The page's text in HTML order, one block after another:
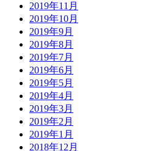
2019年11月
2019年10月
2019年9月
2019年8月
2019年7月
2019年6月
2019年5月
2019年4月
2019年3月
2019年2月
2019年1月
2018年12月